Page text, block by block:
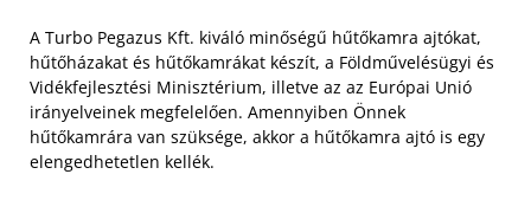
A Turbo Pegazus Kft. kiváló minőségű hűtőkamra ajtókat,
hűtőházakat és hűtőkamrákat készít, a Földművelésügyi és
Vidékfejlesztési Minisztérium, illetve az az Európai Unió
irányelveinek megfelelően. Amennyiben Önnek
hűtőkamrára van szüksége, akkor a hűtőkamra ajtó is egy
elengedhetetlen kellék.